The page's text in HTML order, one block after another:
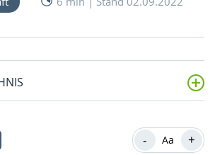
die Eigenkapitalrentabilität? - Aa +